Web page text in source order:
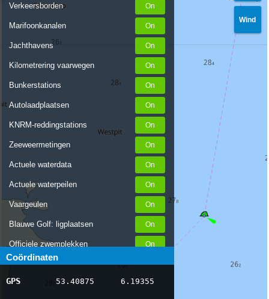
Verkeersborden
Marifoonkanalen
Jachthavens
Kilometrering vaarwegen
Bunkerstations
Autolaadplaatsen
KNRM-reddingstations
Zeeweermetingen
Actuele waterdata
Actuele waterpeilen
Vaargeulen
Blauwe Golf: ligplaatsen
Officiele zwemplekken
Stremmingen/hinder
AIS scheepsposities
Coördinaten
GPS 53.40875 6.19355
Wind